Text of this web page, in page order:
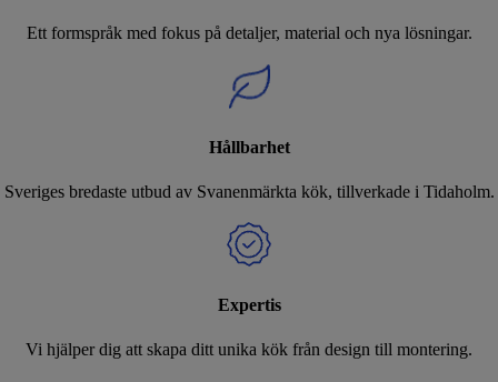
Ett formspråk med fokus på detaljer, material och nya lösningar.
Hållbarhet
Sveriges bredaste utbud av Svanenmärkta kök, tillverkade i Tidaholm.
Expertis
Vi hjälper dig att skapa ditt unika kök från design till montering.